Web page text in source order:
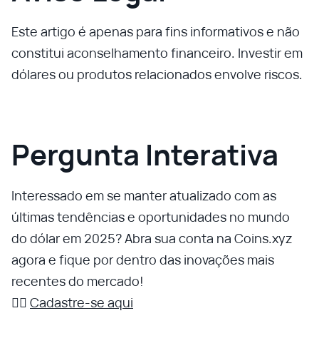
Este artigo é apenas para fins informativos e não
constitui aconselhamento financeiro. Investir em
dólares ou produtos relacionados envolve riscos.
Pergunta Interativa
Interessado em se manter atualizado com as
últimas tendências e oportunidades no mundo
do dólar em 2025? Abra sua conta na Coins.xyz
agora e fique por dentro das inovações mais
recentes do mercado!
👉🏼 Cadastre-se aqui